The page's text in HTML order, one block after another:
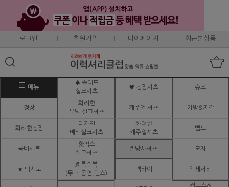
로그인 회원가입 마이페이지 최근본상품
메뉴
♠ 솔리드
실크셔츠
♥ 정장셔츠 슈즈
정장
화려한
무늬 실크셔츠
캐주얼 셔츠 가방&지갑
화려한정장
디자인
배색실크셔츠
화려한
캐주얼셔츠
벨트
콤비세트
핫픽스
실크셔츠
# 망사셔츠 모자
★ 턱시도
♬ 특수복
(무대.공연,댄스)
넥타이 액세서리
커프스&